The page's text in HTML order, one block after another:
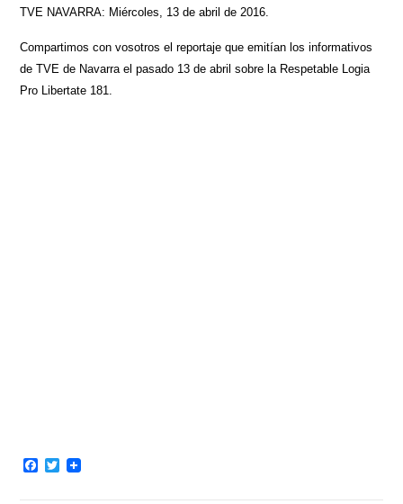
TVE NAVARRA: Miércoles, 13 de abril de 2016.
Compartimos con vosotros el reportaje que emitían los informativos
de TVE de Navarra el pasado 13 de abril sobre la Respetable Logia
Pro Libertate 181.
Facebook
Twitter